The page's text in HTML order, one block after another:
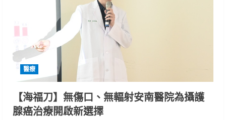
醫療
【海福刀】無傷口、無輻射安南醫院為攝護
腺癌治療開啟新選擇